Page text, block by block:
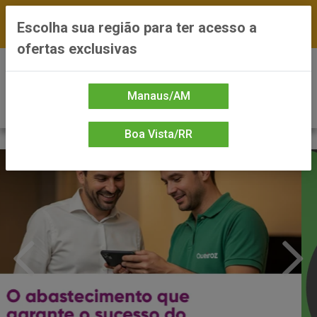
*Preços exclusivos do site — Entrega em até 24h
Escolha sua região para ter acesso a
ofertas exclusivas
Manaus/AM
Boa Vista/RR